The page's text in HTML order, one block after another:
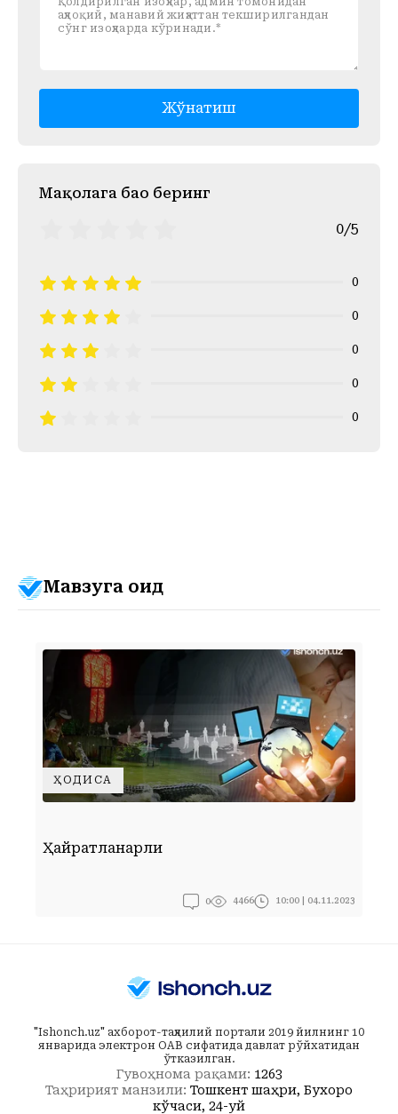
Жўнатиш
Mақолага баҳо беринг
0/5
0
0
0
0
0
Мавзуга оид
ҲОДИСА
Ҳайратланарли
0 4466 10:00 | 04.11.2023
"Ishonch.uz" ахборот-таҳлилий портали 2019 йилнинг 10
январида электрон ОАВ сифатида давлат рўйхатидан
ўтказилган.
Гувоҳнома рақами: 1263
Таҳририят манзили: Тошкент шаҳри, Бухоро
кўчаси, 24-уй